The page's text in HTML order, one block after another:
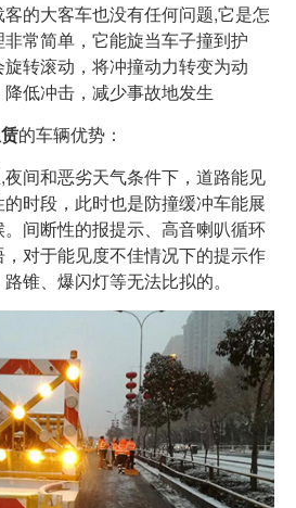
的大客车也没有任何问题,它是怎
常简单，它能旋当车子撞到护
转滚动，将冲撞动力转变为动
低冲击，减少事故地发生
的车辆优势：
间和恶劣天气条件下，道路能见
时段，此时也是防撞缓冲车能展
间断性的报提示、高音喇叭循环
对于能见度不佳情况下的提示作
锥、爆闪灯等无法比拟的。